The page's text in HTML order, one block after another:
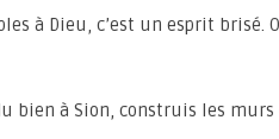
à Dieu, c’est un esprit
bien à Sion, construis les murs